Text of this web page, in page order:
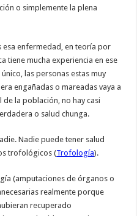
o simplemente la plena
esa enfermedad, en teoría por
tiene mucha experiencia en ese
las personas estas muy
engañadas o mareadas vaya a
de la población, no hay casi
o salud chunga.
Nadie puede tener salud
trofológicos (Trofología).
(amputaciones de órganos o
realmente porque
recuperado